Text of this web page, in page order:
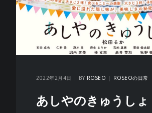
2022年2月4日 BY ROSEO ROSEOの日常
あしやのきゅうしょ